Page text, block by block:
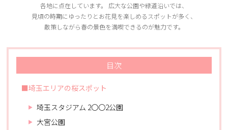
各地に点在しています。
広大な公園や緑道沿いでは、
見頃の時期にゆったりとお花見を楽しめるスポットが多く、
散策しながら春の景色を満喫できるのが魅力です。
目次
■埼玉エリアの桜スポット
埼玉スタジアム 2〇〇2公園
大宮公園